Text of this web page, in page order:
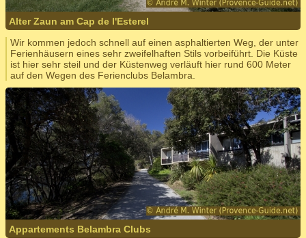
Alter Zaun am Cap de l'Esterel
Wir kommen jedoch schnell auf einen asphaltierten Weg, der unter
Ferienhäusern eines sehr zweifelhaften Stils vorbeiführt. Die Küste
ist hier sehr steil und der Küstenweg verläuft hier rund 600 Meter
auf den Wegen des Ferienclubs Belambra.
Appartements Belambra Clubs